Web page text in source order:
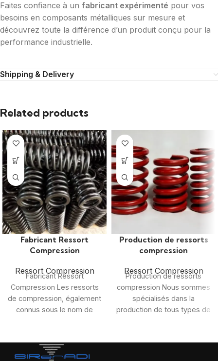
Faites confiance à un fabricant expérimenté pour vos
besoins en composants métalliques sur mesure et
découvrez toute la différence d’un produit conçu pour la
performance industrielle.
Shipping & Delivery
Related products
Fabricant Ressort
Compression
Ressort Compression
Fabricant Ressort
Compression Les ressorts
de compression, également
connus sous le nom de
Production de ressorts
compression
Ressort Compression
Production de ressorts
compression Nous sommes
spécialisés dans la
production de tous types de